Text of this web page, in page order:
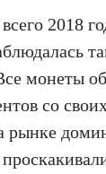
2018
монеты
со